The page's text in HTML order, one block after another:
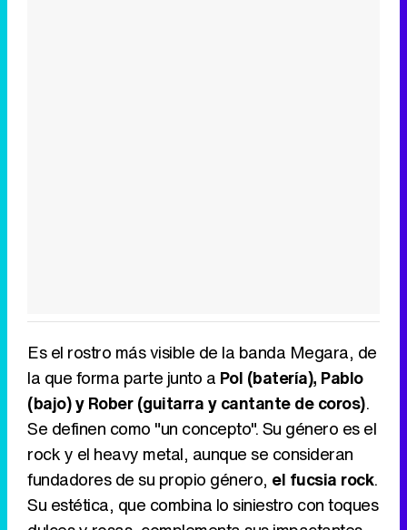
Es el rostro más visible de la banda Megara, de
la que forma parte junto a Pol (batería), Pablo
(bajo) y Rober (guitarra y cantante de coros).
Se definen como "un concepto". Su género es el
rock y el heavy metal, aunque se consideran
fundadores de su propio género, el fucsia rock.
Su estética, que combina lo siniestro con toques